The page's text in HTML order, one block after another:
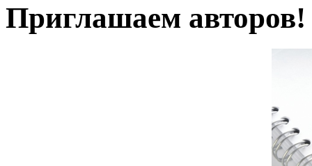
Приглашаем авторов!